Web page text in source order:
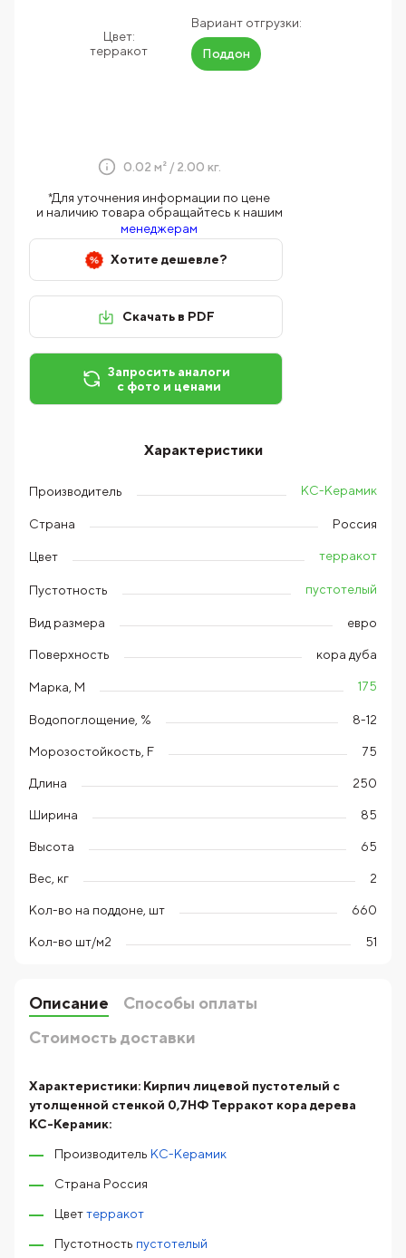
Цвет:
терракот
Вариант отгрузки:
Поддон
0.02 м² / 2.00 кг.
*Для уточнения информации по цене
и наличию товара обращайтесь к нашим
менеджерам
Хотите дешевле?
Скачать в PDF
Запросить аналоги
с фото и ценами
Характеристики
Производитель КС-Керамик
Страна Россия
Цвет терракот
Пустотность пустотелый
Вид размера евро
Поверхность кора дуба
Марка, М 175
Водопоглощение, % 8-12
Морозостойкость, F 75
Длина 250
Ширина 85
Высота 65
Вес, кг 2
Кол-во на поддоне, шт 660
Кол-во шт/м2 51
Описание
Способы оплаты
Стоимость доставки
Характеристики: Кирпич лицевой пустотелый с
утолщенной стенкой 0,7НФ Терракот кора дерева
КС-Керамик:
Производитель КС-Керамик
Страна Россия
Цветтерракот
Пустотность пустотелый